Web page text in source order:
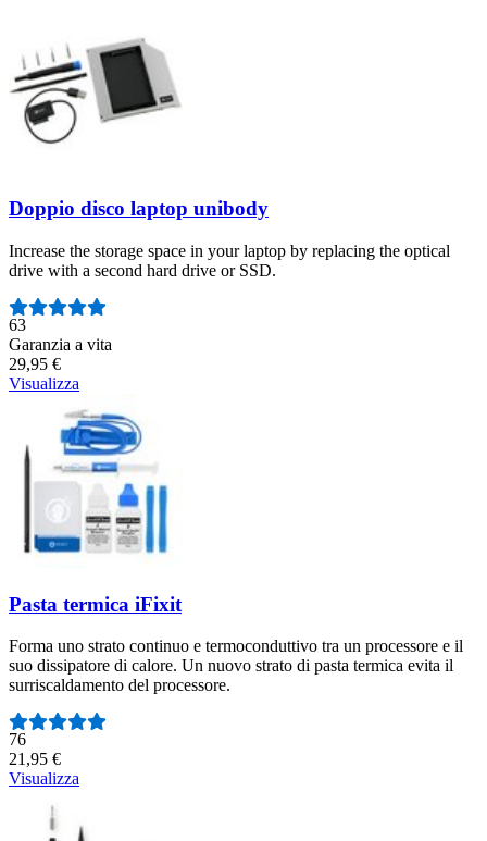
Doppio disco laptop unibody
Increase the storage space in your laptop by replacing the optical
drive with a second hard drive or SSD.
Numero di recensioni:
63
Garanzia a vita
29,95 €
Visualizza
Pasta termica iFixit
Forma uno strato continuo e termoconduttivo tra un processore e il
suo dissipatore di calore. Un nuovo strato di pasta termica evita il
surriscaldamento del processore.
Numero di recensioni:
76
21,95 €
Visualizza